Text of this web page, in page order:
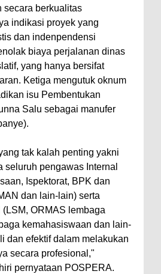
secara berkualitas
indikasi proyek yang
dan indenpendensi
biaya perjalanan dinas
yang hanya bersifat
Ketiga mengutuk oknum
isu Pembentukan
Salu sebagai manufer
tak kalah penting yakni
seluruh pengawas Internal
Ispektorat, BPK dan
dan lain-lain) serta
(LSM, ORMAS lembaga
kemahasiswaan dan lain-
dan efektif dalam melakukan
secara profesional,"
pernyataan POSPERA.